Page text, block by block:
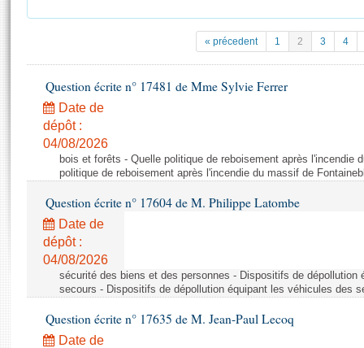
Projets de loi
Propositions de loi
Amendements
Textes adoptés
Rapports législatifs
Rapports sur l'application des lois
Baromètre de l’application des lois
Dossiers législatifs
Budget et sécurité sociale
( Constitution | Règlement de l'Assemblée ... )
Histoire
Juniors
Anciennes législatures
Contacts et plan d'accès
Photos libres de droit
« précedent 1 2 3 4
Question écrite n° 17481 de Mme Sylvie Ferrer
Date de
dépôt :
04/08/2026
bois et forêts - Quelle politique de reboisement après l'incendie
politique de reboisement après l'incendie du massif de
Question écrite n° 17604 de M. Philippe Latombe
Date de
dépôt :
04/08/2026
sécurité des biens et des personnes - Dispositifs de
secours - Dispositifs de dépollution équipant les véhicules des
Question écrite n° 17635 de M. Jean-Paul Lecoq
Date de